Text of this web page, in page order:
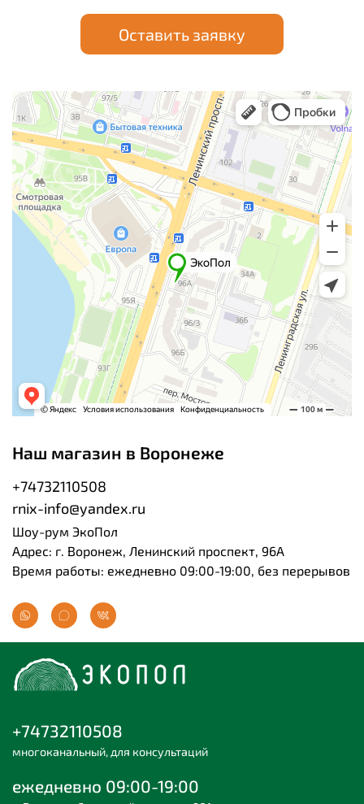
Оставить заявку
Наш магазин в Воронеже
+74732110508
rnix-info@yandex.ru
Шоу-рум ЭкоПол
Адрес: г. Воронеж, Ленинский проспект, 96А
Время работы: ежедневно 09:00-19:00, без перерывов
+74732110508
многоканальный, для консультаций
ежедневно 09:00-19:00